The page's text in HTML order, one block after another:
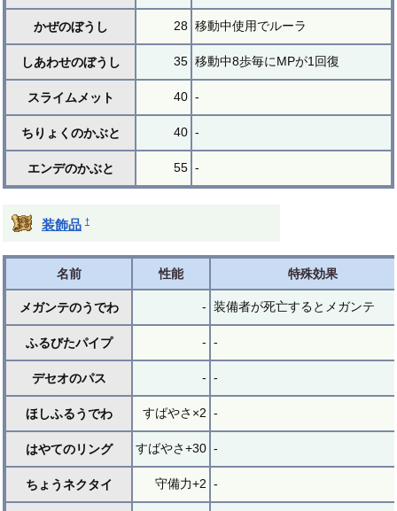
かぜのぼうし 28 移動中使用でルーラ
しあわせのぼうし 35 移動中8歩毎にMPが1回復
スライムメット 40 -
ちりょくのかぶと 40 -
エンデのかぶと 55 -
装飾品 †
名前 性能 特殊効果
メガンテのうでわ - 装備者が死亡するとメガンテ
ふるびたパイプ - -
デセオのパス - -
ほしふるうでわ すばやさ×2 -
はやてのリング すばやさ+30 -
ちょうネクタイ 守備力+2 -